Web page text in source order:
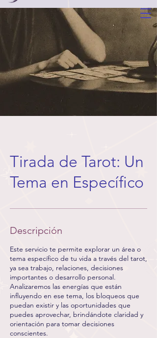
Tirada de Tarot: Un
Tema en Específico
Descripción
Este servicio te permite explorar un área o
tema específico de tu vida a través del tarot,
ya sea trabajo, relaciones, decisiones
importantes o desarrollo personal.
Analizaremos las energías que están
influyendo en ese tema, los bloqueos que
puedan existir y las oportunidades que
puedes aprovechar, brindándote claridad y
orientación para tomar decisiones
conscientes.